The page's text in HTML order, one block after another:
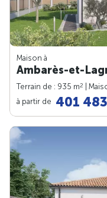
Maison à
Ambarès-et-
Terrain de : 935 m2 |
à partir de 401